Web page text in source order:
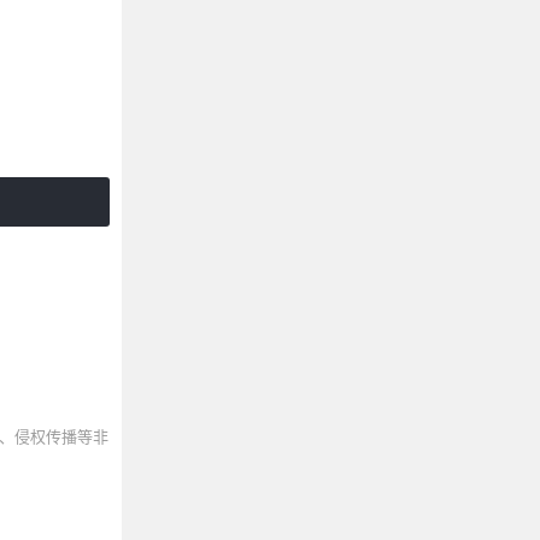
侵权传播等非